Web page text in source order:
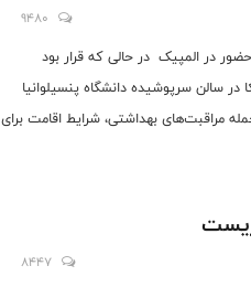
9480
در المپیک در حالی که قرار بود
سالن سرپوشیده دانشگاه پنسیلوانیا
مراقبت‌های بهداشتی، شرایط اقامت برای
8447